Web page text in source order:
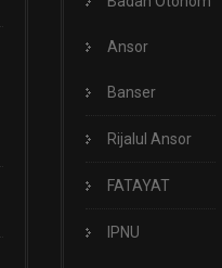
Ansor
Banser
Rijalul Ansor
FATAYAT
IPNU